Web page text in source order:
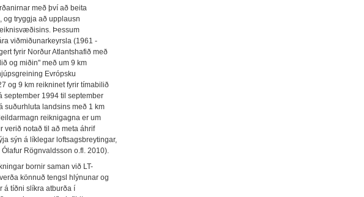
með því að beita
og tryggja að upplausn
Þessum
viðmiðunarkeyrsla (1961 -
fyrir Norður Atlantshafið með
og miðin" með um 9 km
Evrópsku
og 9 km reikninet fyrir tímabilið
september 1994 til september
suðurhluta landsins með 1 km
reiknigagna er um
verið notað til að meta áhrif
sýn á líklegar loftsagsbreytingar,
Rögnvaldsson o.fl. 2010).
bornir saman við LT-
könnuð tengsl hlýnunar og
á tíðni slíkra atburða í